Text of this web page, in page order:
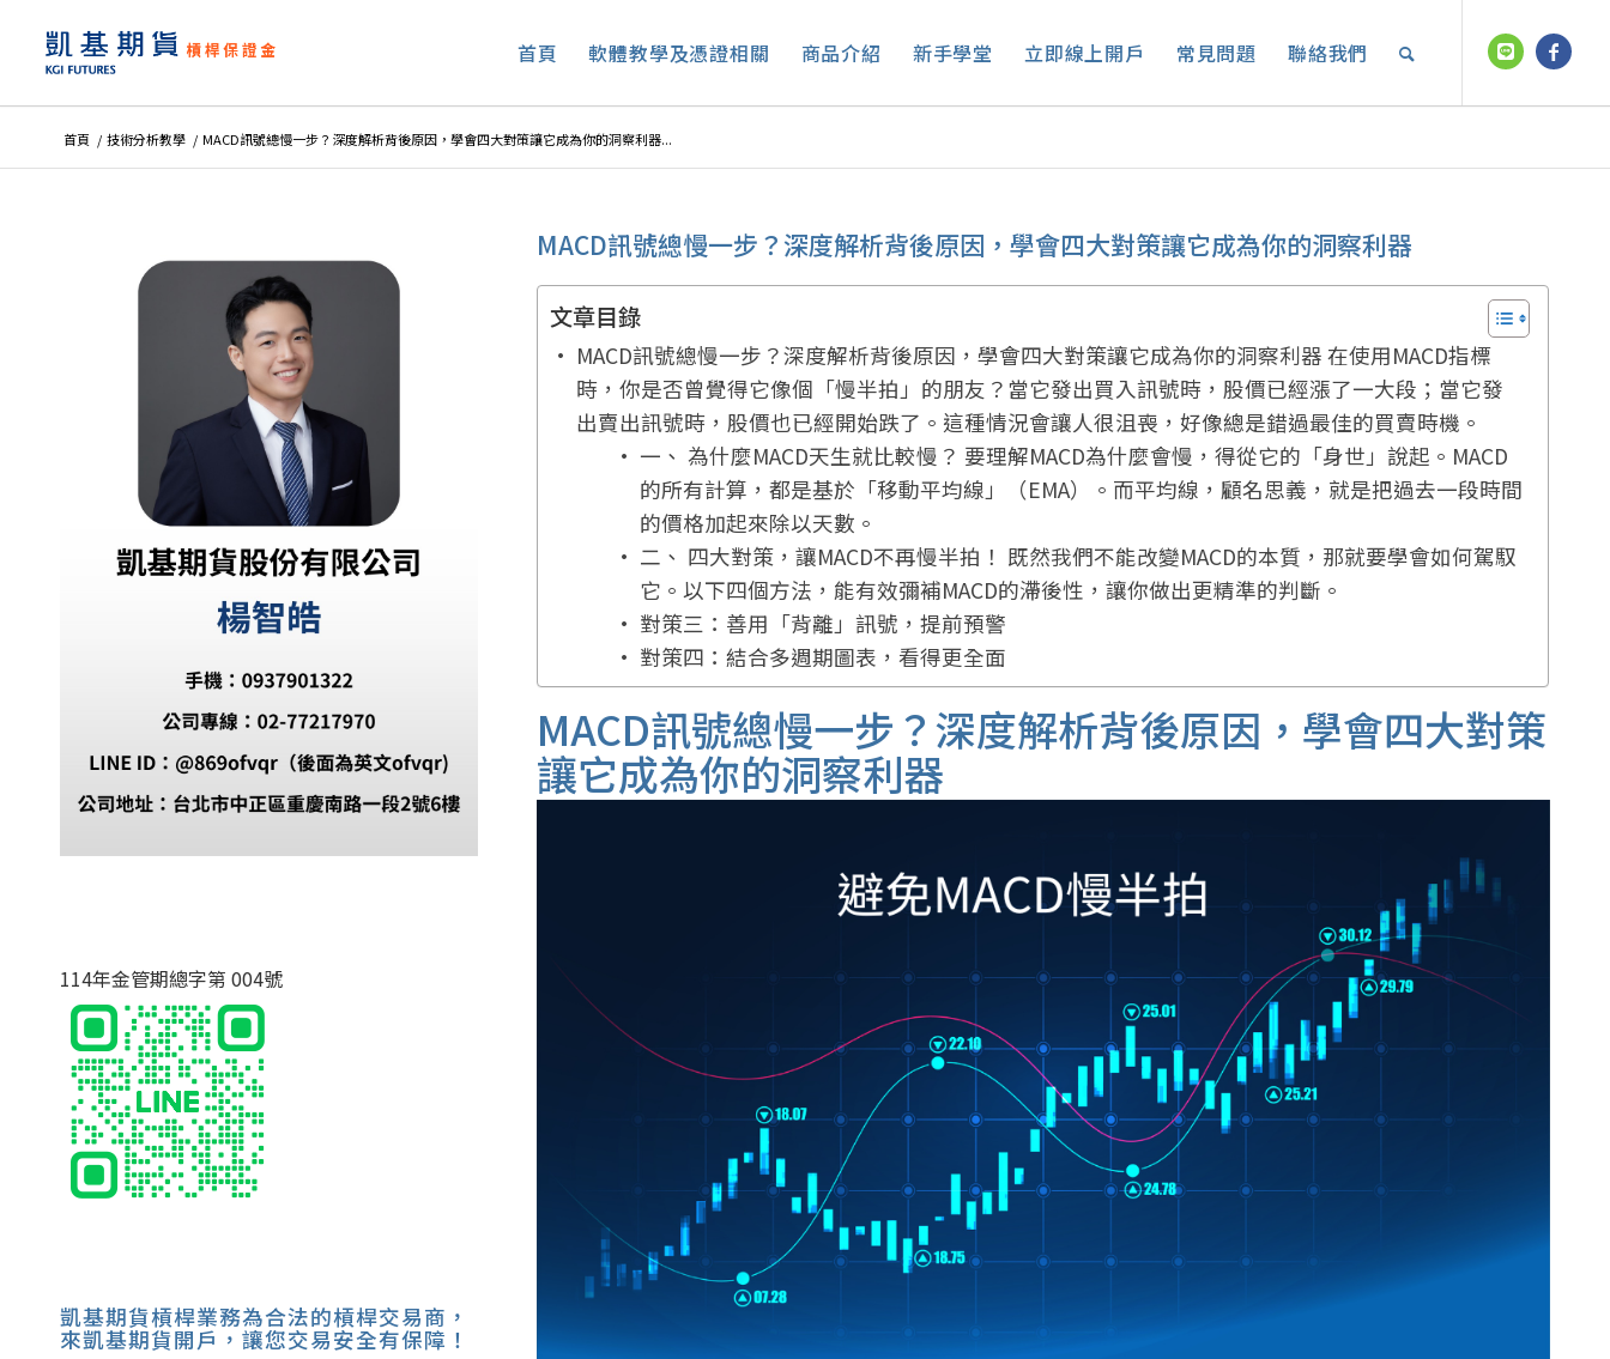
首頁 軟體教學及憑證相關 商品介紹 新手學堂 立即線上開戶 常見問題 聯絡我們
首頁 / 技術分析教學 / MACD訊號總慢一步？深度解析背後原因，學會四大對策讓它成為你的洞察利器...
MACD訊號總慢一步？深度解析背後原因，學會四大對策讓它成為你的洞察利器
文章目錄
MACD訊號總慢一步？深度解析背後原因，學會四大對策讓它成為你的洞察利器 在使用MACD指標
時，你是否曾覺得它像個「慢半拍」的朋友？當它發出買入訊號時，股價已經漲了一大段；當它發
出賣出訊號時，股價也已經開始跌了。這種情況會讓人很沮喪，好像總是錯過最佳的買賣時機。
一、 為什麼MACD天生就比較慢？ 要理解MACD為什麼會慢，得從它的「身世」說起。MACD
的所有計算，都是基於「移動平均線」（EMA）。而平均線，顧名思義，就是把過去一段時間
的價格加起來除以天數。
二、 四大對策，讓MACD不再慢半拍！ 既然我們不能改變MACD的本質，那就要學會如何駕馭
它。以下四個方法，能有效彌補MACD的滯後性，讓你做出更精準的判斷。
對策三：善用「背離」訊號，提前預警
對策四：結合多週期圖表，看得更全面
MACD訊號總慢一步？深度解析背後原因，學會四大對策
讓它成為你的洞察利器
114年金管期總字第 004號
凱基期貨槓桿業務為合法的槓桿交易商，
來凱基期貨開戶，讓您交易安全有保障！